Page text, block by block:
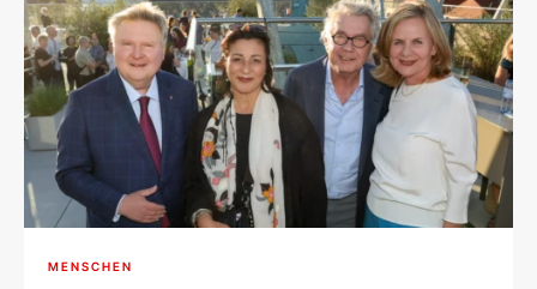
MENSCHEN